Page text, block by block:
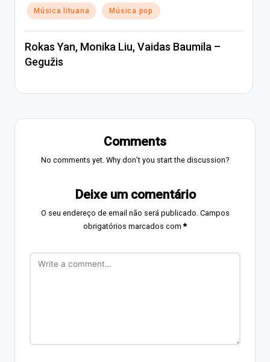
Posted
in
Música lituana Música pop
Rokas Yan, Monika Liu, Vaidas Baumila –
Gegužis
Comments
No comments yet. Why don’t you start the discussion?
Deixe um comentário
O seu endereço de email não será publicado. Campos
obrigatórios marcados com*